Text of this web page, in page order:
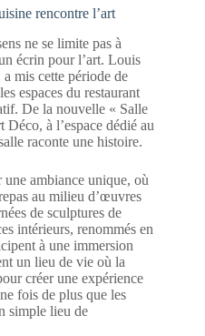
rencontre l’art
ne se limite pas à
écrin pour l’art. Louis
mis cette période de
espaces du restaurant
De la nouvelle « Salle
à l’espace dédié au
raconte une histoire.
ambiance unique, où
au milieu d’œuvres
de sculptures de
intérieurs, renommés en
à une immersion
un lieu de vie où la
créer une expérience
fois de plus que les
simple lieu de